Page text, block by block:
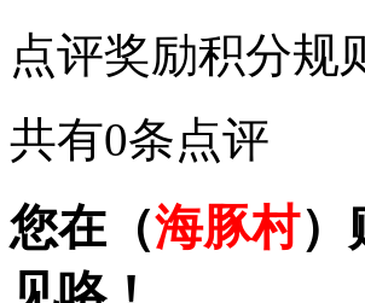
点评奖励积分规
共有0条点评
您在（海豚村）